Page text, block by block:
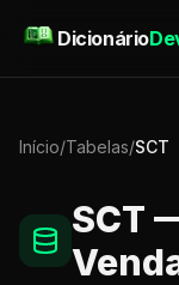
Dicionário
Início/Tabelas/SCT
SCT